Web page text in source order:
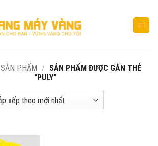
SẢN PHẨM / SẢN PHẨM ĐƯỢC GẮN THẺ
“PULY”